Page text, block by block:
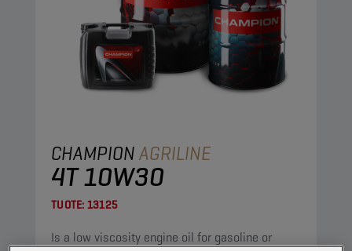
CHAMPIONAGRILINE
4T 10W30
TUOTE: 13125
Is a low viscosity engine oil for gasoline or